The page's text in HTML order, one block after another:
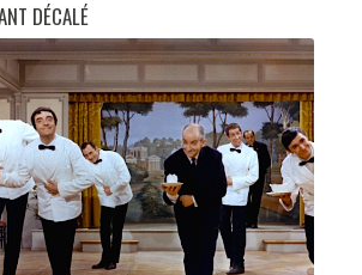
DÉCALÉ